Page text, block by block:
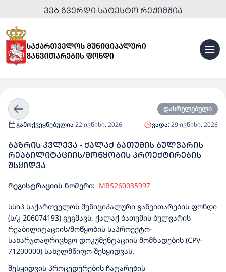
ᲕᲔᲑ ᲒᲕᲔᲠᲓᲘ ᲡᲐᲢᲔᲡᲢᲝ ᲠᲔᲟᲘᲛᲨᲘᲐ
დასრულებული
გამოქვეყნებულია 22 ივნისი, 2026 ვადა:29 ივნისი, 2026
ᲑᲐᲖᲠᲘᲡ ᲙᲕᲚᲔᲕᲐ - ᲥᲐᲚᲐᲥ ᲑᲐᲗᲣᲛᲘᲡ ᲑᲣᲚᲕᲐᲠᲘᲡ
ᲠᲔᲐᲑᲘᲚᲘᲢᲐᲪᲘᲘᲡ/ᲛᲝᲬᲧᲝᲑᲘᲡ ᲞᲠᲝᲔᲥᲢᲘᲠᲔᲑᲘᲡ
ᲨᲡᲧᲘᲓᲕᲐ
რეგისტრაციის ნომერი: MRS260035997
სსიპ საქართველოს მუნიციპალური განვითარების ფონდი
(ს/კ 206074193) გეგმავს, ქალაქ ბათუმის ბულვარის
რეაბილიტაციის/მოწყობის საპროექტო-
სახარჯთაღრიცხვო დოკუმენტაციის მომზადების (CPV-
71200000) სახელმწიფო შესყიდვას.
შესყიდვის პროცედურების ჩატარების